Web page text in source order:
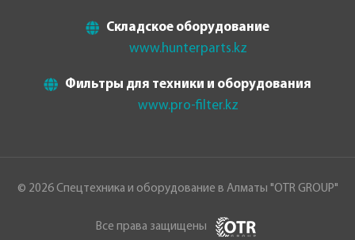
Складское оборудование
www.hunterparts.kz
Фильтры для техники и оборудования
www.pro-filter.kz
© 2026 Спецтехника и оборудование в Алматы "OTR GROUP"
Все права защищены